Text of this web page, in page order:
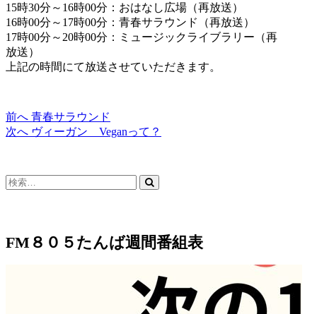
15時30分～16時00分：おはなし広場（再放送）
16時00分～17時00分：青春サラウンド（再放送）
17時00分～20時00分：ミュージックライブラリー（再
放送）
上記の時間にて放送させていただきます。
投
稿
ビ
ー
前へ 過
去
稿:
青春サラウンド
次へ 次
稿:
ヴィーガン Veganって？
検
FM８０５たんば週間番組表